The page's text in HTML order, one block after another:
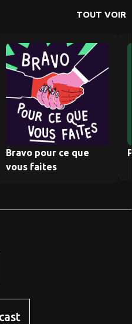
TOUT VOIR
Bravo pour ce que
vous faites